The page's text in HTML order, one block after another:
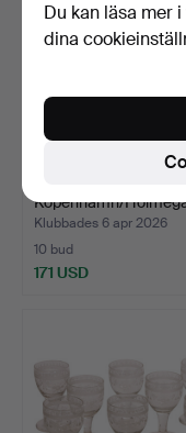
Köpenhamn/
Klubbades 6 apr 2026
10 bud
171 USD
Du kan läsa mer
dina